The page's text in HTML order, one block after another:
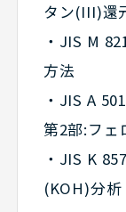
タン(III)還
・JIS M
方法
・JIS A
第2部:フェ
・JIS K
(KOH)分析